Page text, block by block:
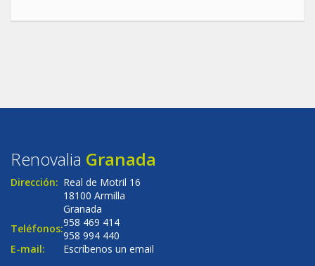
Renovalia Granada
Dirección: Real de Motril 16
18100 Armilla
Granada
Teléfonos:958 469 414
958 994 440
E-mail:
Escríbenos un email